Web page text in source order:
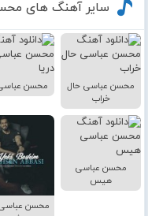
سایر آهنگ های
محسن عباسی حال
خراب
محسن عباسی
محسن عباسی
هیس
محسن